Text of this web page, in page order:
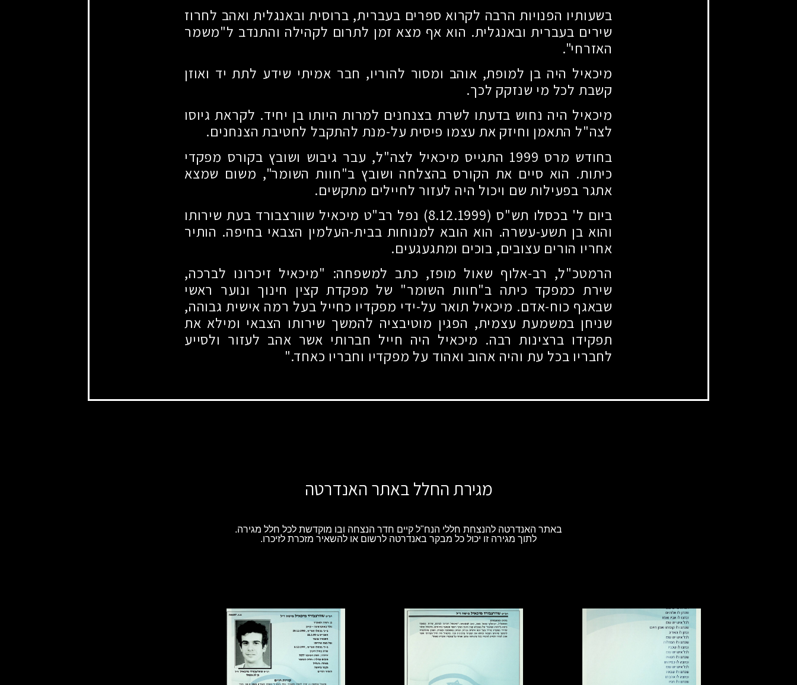
בשעותיו הפנויות הרבה לקרוא ספרים בעברית, ברוסית ובאנגלית ואהב לחרוז
שירים בעברית ובאנגלית. הוא אף מצא זמן לתרום לקהילה והתנדב ל"משמר
האזרחי".
מיכאיל היה בן למופת, אוהב ומסור להוריו, חבר אמיתי שידע לתת יד ואוזן
קשבת לכל מי שנזקק לכך.
מיכאיל היה נחוש בדעתו לשרת בצנחנים למרות היותו בן יחיד. לקראת גיוסו
לצה"ל התאמן וחיזק את עצמו פיסית על-מנת להתקבל לחטיבת הצנחנים.
בחודש מרס 1999 התגייס מיכאיל לצה"ל, עבר גיבוש ושובץ בקורס מפקדי
כיתות. הוא סיים את הקורס בהצלחה ושובץ ב"חוות השומר", משום שמצא
אתגר בפעילות שם ויכול היה לעזור לחיילים מתקשים.
ביום ל' בכסלו תש"ס (8.12.1999) נפל רב"ט מיכאיל שוורצבורד בעת שירותו
והוא בן תשע-עשרה. הוא הובא למנוחות בבית-העלמין הצבאי בחיפה. הותיר
אחריו הורים עצובים, בוכים ומתגעגעים.
הרמטכ"ל, רב-אלוף שאול מופז, כתב למשפחה: "מיכאיל זיכרונו לברכה,
שירת כמפקד כיתה ב"חוות השומר" של מפקדת קצין חינוך ונוער ראשי
שבאגף כוח-אדם. מיכאיל תואר על-ידי מפקדיו כחייל בעל רמה אישית גבוהה,
שניחן במשמעת עצמית, הפגין מוטיבציה להמשך שירותו הצבאי ומילא את
תפקידו ברצינות רבה. מיכאיל היה חייל חברותי אשר אהב לעזור ולסייע
לחבריו בכל עת והיה אהוב ואהוד על מפקדיו וחבריו כאחד."
מגירת החלל באתר האנדרטה
באתר האנדרטה להנצחת חללי הנח"ל קיים חדר הנצחה ובו מוקדשת לכל חלל מגירה.
לתוך מגירה זו יכול כל מבקר באנדרטה לרשום או להשאיר מזכרת לזיכרו.